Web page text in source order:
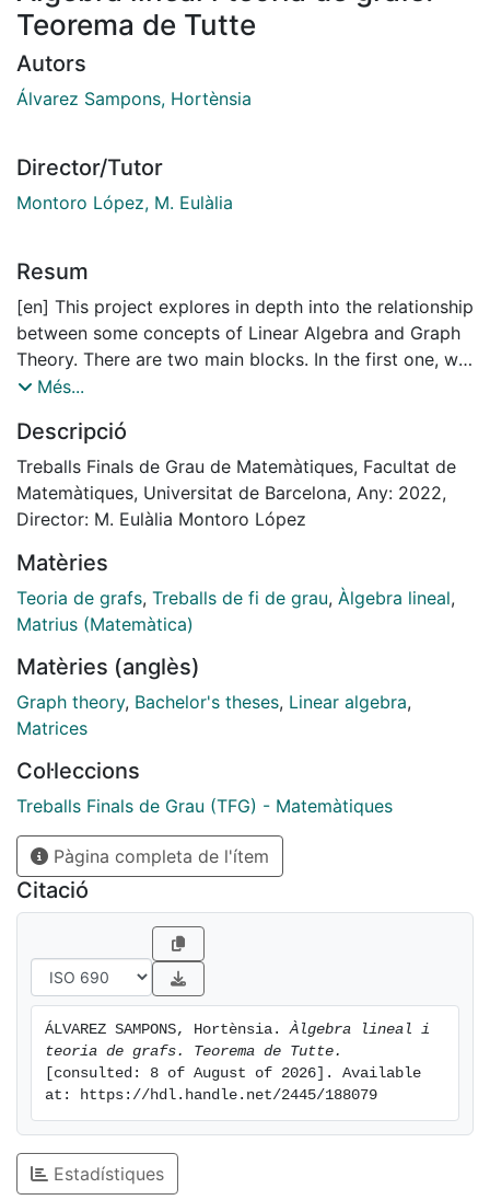
Teorema de Tutte
Autors
Álvarez Sampons, Hortènsia
Director/Tutor
Montoro López, M. Eulàlia
Resum
[en] This project explores in depth into the relationship
between some concepts of Linear Algebra and Graph
Theory. There are two main blocks. In the first one, we
will deal with basic topics of algebra, such as:
and non-negative matrices. All of them from the
perspective of Graphs Theory.
On the other hand, the second block deals with the
relationship between graphs and the theorem of Tutte,
will also study some of its consequences and its
relationship with the prime graphs.
Més...
Descripció
Treballs Finals de Grau de Matemàtiques, Facultat de
Matemàtiques, Universitat de Barcelona, Any: 2022,
Director: M. Eulàlia Montoro López
Matèries
Teoria de grafs, Treballs de fi de grau, Àlgebra lineal,
Matrius (Matemàtica)
Matèries (anglès)
Graph theory, Bachelor's theses, Linear algebra,
Matrices
Col·leccions
Treballs Finals de Grau (TFG) - Matemàtiques
Pàgina completa de l'ítem
Citació
ÁLVAREZ SAMPONS, Hortènsia. Àlgebra lineal i
teoria de grafs. Teorema de Tutte.
[consulted: 8 of August of 2026]. Available
at: https://hdl.handle.net/2445/188079
Estadístiques